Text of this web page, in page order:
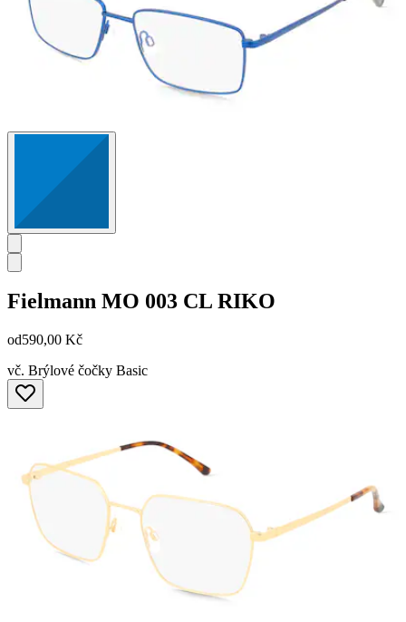
Fielmann MO 003 CL RIKO
od590,00 Kč
vč. Brýlové čočky Basic